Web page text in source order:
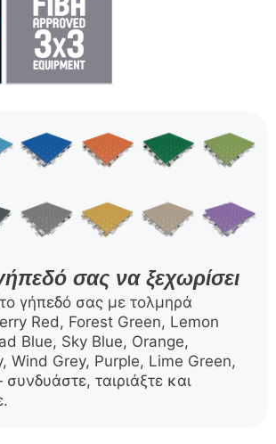
σας να ξεχωρίσει
γήπεδό σας με τολμηρά
Red, Forest Green, Lemon
Blue, Sky Blue, Orange,
Wind Grey, Purple, Lime Green,
ταιριάξτε και